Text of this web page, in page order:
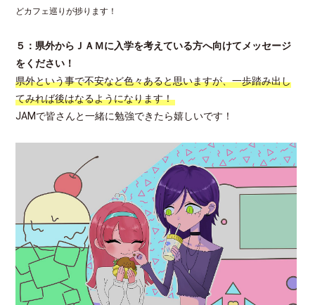
どカフェ巡りが捗ります！
５：県外からＪＡＭに入学を考えている方へ向けてメッセージ
をください！
県外という事で不安など色々あると思いますが、一歩踏み出し
てみれば後はなるようになります！
JAMで皆さんと一緒に勉強できたら嬉しいです！